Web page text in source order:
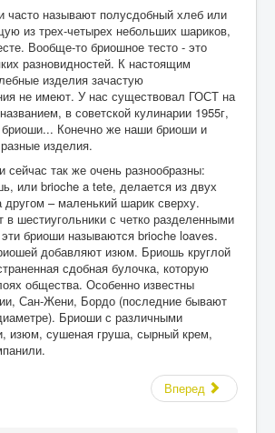
часто называют полусдобный хлеб или
из трех-четырех небольших шариков,
Вообще-то бриошное тесто - это
разновидностей. К настоящим
изделия зачастую
не имеют. У нас существовал ГОСТ на
в советской кулинарии 1955г,
бриоши... Конечно же наши бриоши и
изделия.
так же очень разнообразны:
или brioche a tete, делается из двух
другом – маленький шарик сверху.
шестиугольники с четко разделенными
бриоши называются brioche loaves.
добавляют изюм. Бриошь круглой
сдобная булочка, которую
общества. Особенно известны
Сан-Жени, Бордо (последние бывают
Бриоши с различными
изюм, сушеная груша, сырный крем,
Вперед